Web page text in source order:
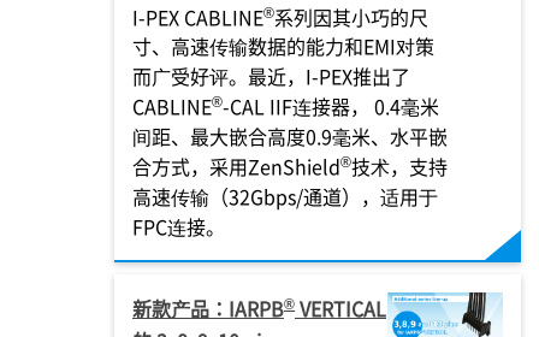
I-PEX CABLINE®系列因其小巧的尺
寸、高速传输数据的能力和EMI对策
而广受好评。最近， I-PEX推出了
CABLINE®-CAL IIF连接器， 0.4毫米
间距、最大嵌合高度0.9毫米、水平嵌
合方式，采用ZenShield®技术，支持
高速传输（32Gbps/通道），适用于
FPC连接。
新款产品：IARPB® VERTICAL